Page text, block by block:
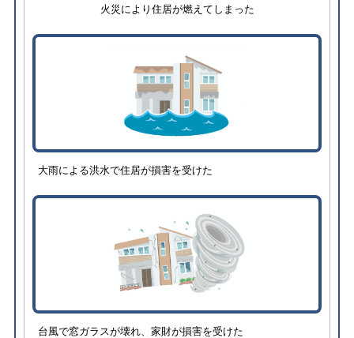
火災により住居が燃えてしまった
大雨による洪水で住居が損害を受けた
台風で窓ガラスが壊れ、家財が損害を受けた